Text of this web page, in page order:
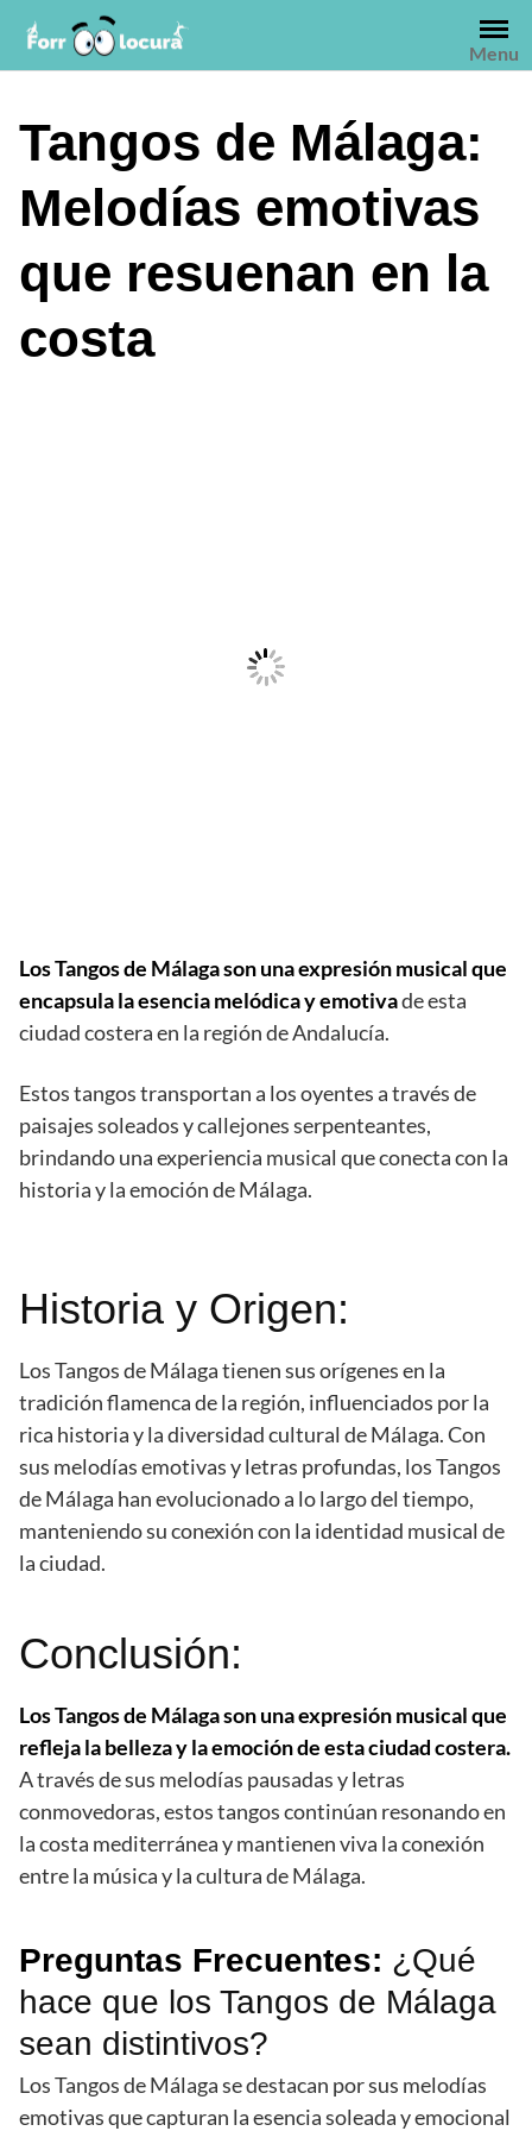
contenido
Menu
Tangos de Málaga:
Melodías emotivas
que resuenan en la
costa
Los Tangos de Málaga son una expresión musical que
encapsula la esencia melódica y emotivade esta
ciudad costera en la región de Andalucía.
Estos tangos transportan a los oyentes a través de
paisajes soleados y callejones serpenteantes,
brindando una experiencia musical que conecta con la
historia y la emoción de Málaga.
Historia y Origen:
Los Tangos de Málaga tienen sus orígenes en la
tradición flamenca de la región, influenciados por la
rica historia y la diversidad cultural de Málaga. Con
sus melodías emotivas y letras profundas, los Tangos
de Málaga han evolucionado a lo largo del tiempo,
manteniendo su conexión con la identidad musical de
la ciudad.
Conclusión:
Los Tangos de Málaga son una expresión musical que
refleja la belleza y la emoción de esta ciudad costera.
A través de sus melodías pausadas y letras
conmovedoras, estos tangos continúan resonando en
la costa mediterránea y mantienen viva la conexión
entre la música y la cultura de Málaga.
Preguntas Frecuentes: ¿Qué
hace que los Tangos de Málaga
sean distintivos?
Los Tangos de Málaga se destacan por sus melodías
emotivas que capturan la esencia soleada y emocional